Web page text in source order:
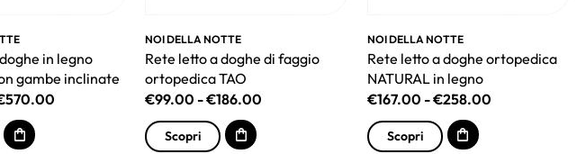
in legno
gambe inclinate
570.00
NOI DELLA NOTTE
Rete letto a doghe di faggio
ortopedica TAO
€99.00 -€186.00
Scopri
NOI DELLA NOTTE
Rete letto a doghe ortopedica
NATURAL in legno
€167.00 -€258.00
Scopri